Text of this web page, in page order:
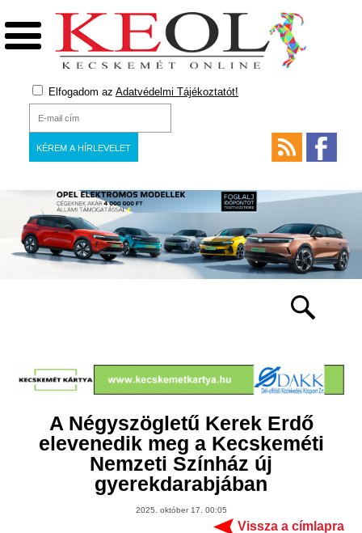
Elfogadom az Adatvédelmi Tájékoztatót!
A Négyszögletű Kerek Erdő
elevenedik meg a Kecskeméti
Nemzeti Színház új
gyerekdarabjában
2025. október 17. 00:05
Vissza a címlapra